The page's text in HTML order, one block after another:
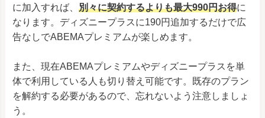
に加入すれば、 別々に契約するよりも最大990円お得に
なります。ディズニープラスに190円追加するだけで広
告なしでABEMAプレミアムが楽しめます。
また、現在ABEMAプレミアムやディズニープラスを単
体で利用している人も切り替え可能です。既存のプラン
を解約する必要があるので、忘れないよう注意しましょ
う。